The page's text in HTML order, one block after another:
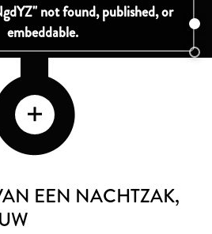
EEN NACHTZAK,